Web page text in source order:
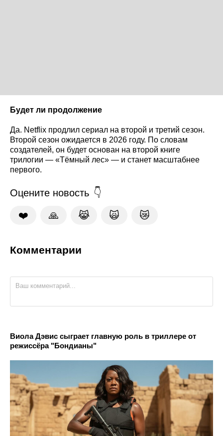
Будет ли продолжение
Да. Netflix продлил сериал на второй и третий сезон.
Второй сезон ожидается в 2026 году. По словам
создателей, он будет основан на второй книге
трилогии — «Тёмный лес» — и станет масштабнее
первого.
Оцените новость
❤️ 🙏 😹 🙀 😿
Комментарии
Виола Дэвис сыграет главную роль в триллере от
режиссёра "Бондианы"